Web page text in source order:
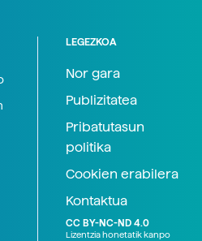
LEGEZKOA
Nor gara
Publizitatea
Pribatutasun
politika
Cookien erabilera
Kontaktua
CC BY-NC-ND 4.0
Lizentzia honetatik kanpo